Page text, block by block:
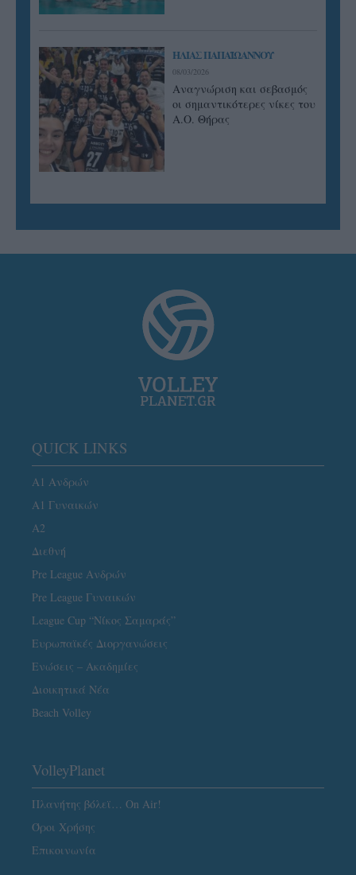
ΗΛΙΑΣ ΠΑΠΑΪΩΑΝΝΟΥ
08/03/2026
Αναγνώριση και σεβασμός
οι σημαντικότερες νίκες του
Α.Ο. Θήρας
QUICK LINKS
Α1 Ανδρών
Α1 Γυναικών
A2
Διεθνή
Pre League Ανδρών
Pre League Γυναικών
League Cup “Νίκος Σαμαράς”
Ευρωπαϊκές Διοργανώσεις
Ενώσεις – Ακαδημίες
Διοικητικά Νέα
Beach Volley
VolleyPlanet
Πλανήτης βόλεϊ… On Air!
Όροι Χρήσης
Επικοινωνία